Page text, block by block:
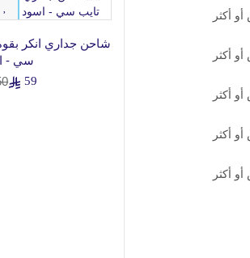
61%
سي -
59